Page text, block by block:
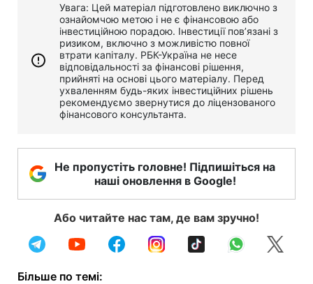
Увага: Цей матеріал підготовлено виключно з
ознайомчою метою і не є фінансовою або
інвестиційною порадою. Інвестиції пов’язані з
ризиком, включно з можливістю повної
втрати капіталу. РБК-Україна не несе
відповідальності за фінансові рішення,
прийняті на основі цього матеріалу. Перед
ухваленням будь-яких інвестиційних рішень
рекомендуємо звернутися до ліцензованого
фінансового консультанта.
Не пропустіть головне! Підпишіться на
наші оновлення в Google!
Або читайте нас там, де вам зручно!
Більше по темі: